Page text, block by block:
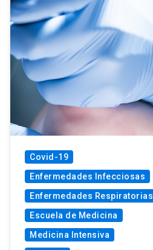
Covid-19
Enfermedades Infecciosas
Enfermedades Respiratorias
Escuela de Medicina
Medicina Intensiva